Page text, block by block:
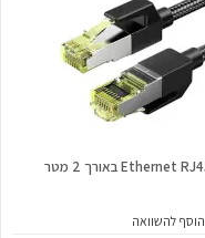
הוסף להשוואה